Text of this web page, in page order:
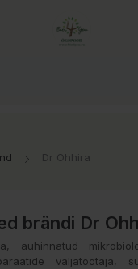
Dr Ohhira
brändi Dr
auhinnatud
väljatöötaja,